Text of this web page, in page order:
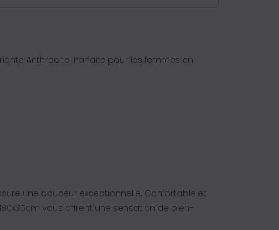
Anthracite. Parfaite pour les femmes en
une douceur exceptionnelle. Confortable et
vous offrent une sensation de bien-